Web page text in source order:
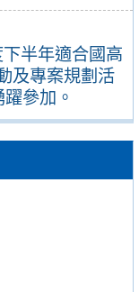
半年適合國高
及專案規劃活
參加。